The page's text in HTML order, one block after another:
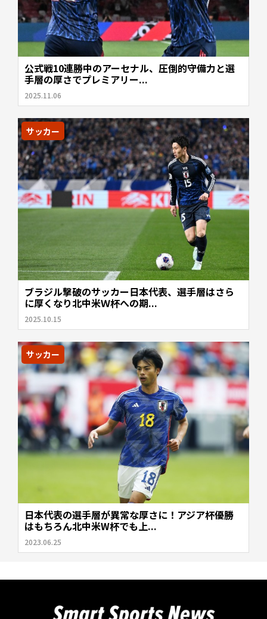
公式戦10連勝中のアーセナル、圧倒的守備力と選
手層の厚さでプレミアリー...
2025.11.06
サッカー
ブラジル撃破のサッカー日本代表、選手層はさら
に厚くなり北中米Ｗ杯への期...
2025.10.15
サッカー
日本代表の選手層が異常な厚さに！アジア杯優勝
はもちろん北中米W杯でも上...
2023.06.25